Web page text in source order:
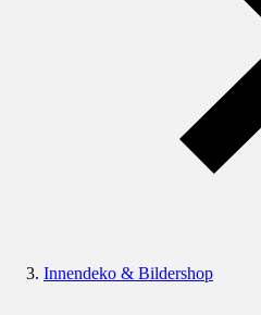
Innendeko & Bildershop